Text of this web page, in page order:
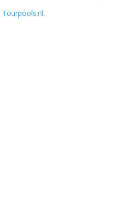
Tourpools.nl.